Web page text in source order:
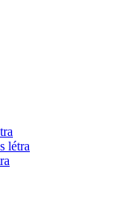
létra